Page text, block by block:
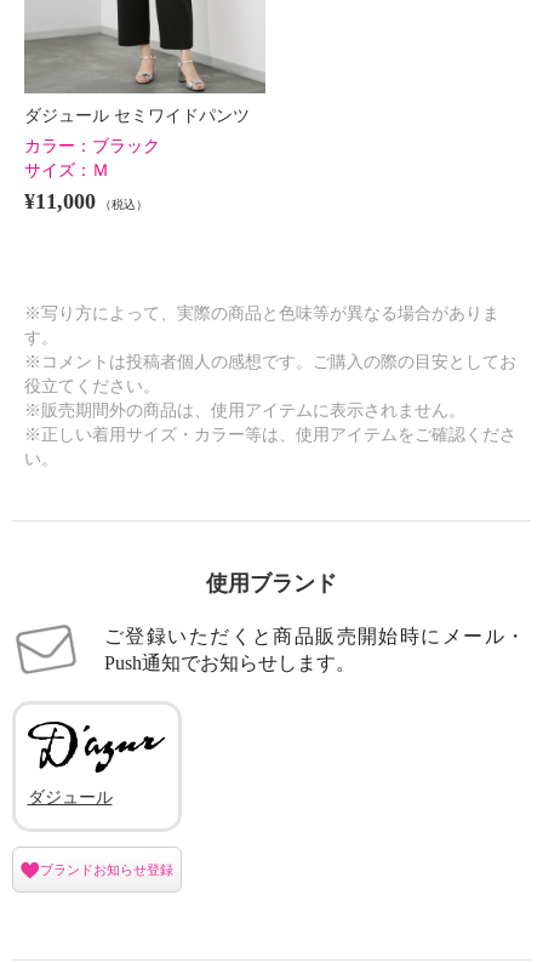
ダジュール セミワイドパンツ
カラー： ブラック
サイズ： Ｍ
¥11,000 （税込）
※写り方によって、実際の商品と色味等が異なる場合がありま
す。
※コメントは投稿者個人の感想です。ご購入の際の目安としてお
役立てください。
※販売期間外の商品は、使用アイテムに表示されません。
※正しい着用サイズ・カラー等は、使用アイテムをご確認くださ
い。
使用ブランド
ご登録いただくと商品販売開始時にメール・
Push通知でお知らせします。
ダジュール
ブランドお知らせ登録